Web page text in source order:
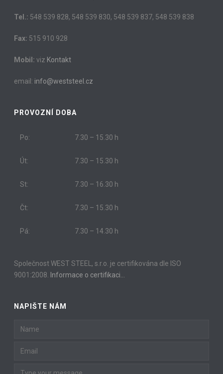
Tel.: 548 539 828, 548 539 830, 548 539 837, 548 539 838
Fax: 515 910 928
Mobil: viz Kontakt
email: info@weststeel.cz
PROVOZNÍ DOBA
Po: 7.30 – 15.30 h
Út: 7.30 – 15.30 h
St: 7.30 – 16.30 h
Čt: 7.30 – 15.30 h
Pá: 7.30 – 14.30 h
Společnost WEST STEEL, s.r.o. je certifikována dle ISO
9001:2008.
Informace o certifikaci…
NAPIŠTE NÁM